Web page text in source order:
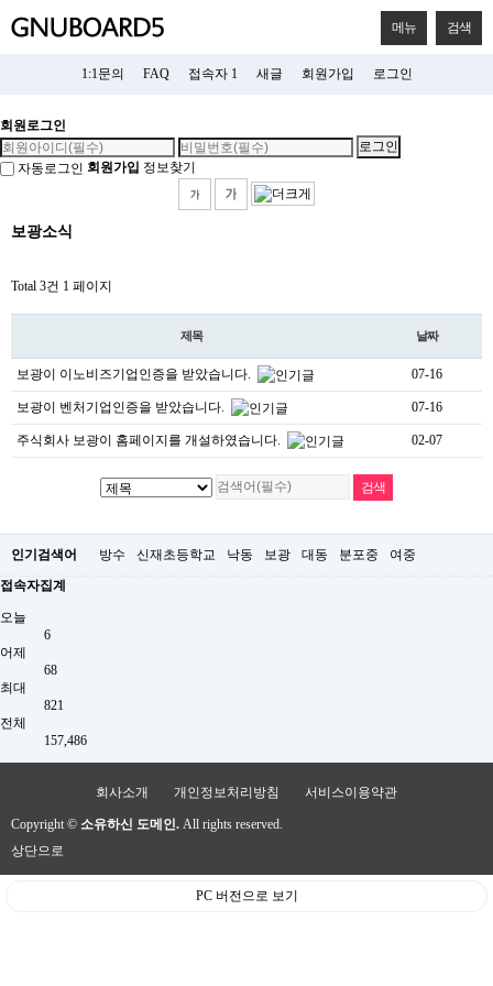
메뉴 검색
1:1문의 FAQ 접속자 1 새글 회원가입 로그인
회원로그인
자동로그인 회원가입 정보찾기
보광소식
Total 3건 1 페이지
제목 날짜
보광이 이노비즈기업인증을 받았습니다. 07-16
보광이 벤처기업인증을 받았습니다. 07-16
주식회사 보광이 홈페이지를 개설하였습니다. 02-07
인기검색어 방수 신재초등학교 낙동 보광 대동 분포중
여중
접속자집계
오늘
6
어제
68
최대
821
전체
157,486
회사소개 개인정보처리방침 서비스이용약관
Copyright © 소유하신 도메인. All rights reserved.
상단으로
PC 버전으로 보기